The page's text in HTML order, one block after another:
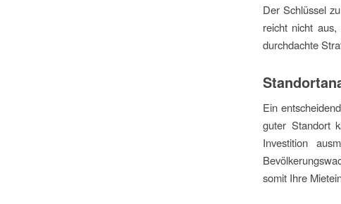
Der Schlüssel
reicht nicht
durchdachte
Ein
guter Standort
Investition
somit Ihre